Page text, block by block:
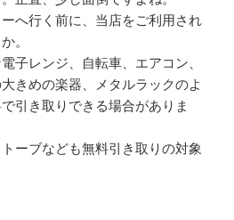
へ行く前に、当店をご利用され
。
子レンジ、自転車、エアコン、
きめの楽器、メタルラックのよ
引き取りできる場合がありま
ーブなども無料引き取りの対象